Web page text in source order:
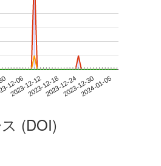
12-06
2023-12-122023-12-182023-12-242023-12-302024-01-05
(DOI)